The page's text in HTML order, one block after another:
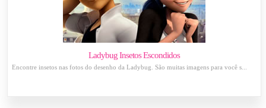
Ladybug Insetos Escondidos
Encontre insetos nas fotos do desenho da Ladybug. São muitas imagens para você s...